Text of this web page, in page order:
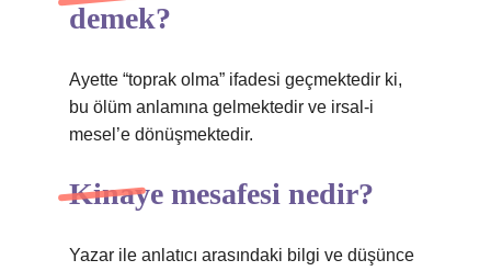
demek?
Ayette “toprak olma” ifadesi geçmektedir ki,
bu ölüm anlamına gelmektedir ve irsal-i
mesel’e dönüşmektedir.
Kinaye mesafesi nedir?
Yazar ile anlatıcı arasındaki bilgi ve düşünce